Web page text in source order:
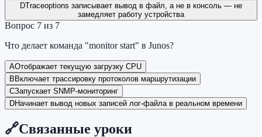
DTraceoptions записывает вывод в файл, а не в консоль — не
замедляет работу устройства
Вопрос 7 из 7
Что делает команда "monitor start" в Junos?
AОтображает текущую загрузку CPU
B Включает трассировку протоколов маршрутизации
CЗапускает SNMP-мониторинг
DНачинает вывод новых записей лог-файла в реальном времени
🔗Связанные уроки